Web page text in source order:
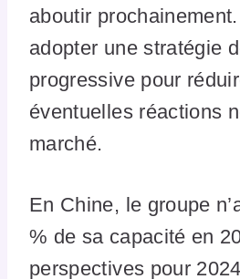
aboutir
adopter une stratégie
progressive pour
éventuelles réactions
marché.
En Chine, le groupe
% de sa capacité en
perspectives pour